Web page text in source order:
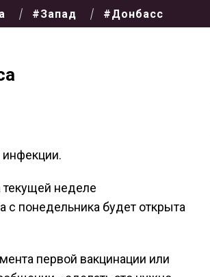
#Запад #Донбасс
инфекции.
текущей неделе
с понедельника будет открыта
первой вакцинации или